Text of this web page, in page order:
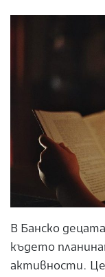
В Банско
където
активности.